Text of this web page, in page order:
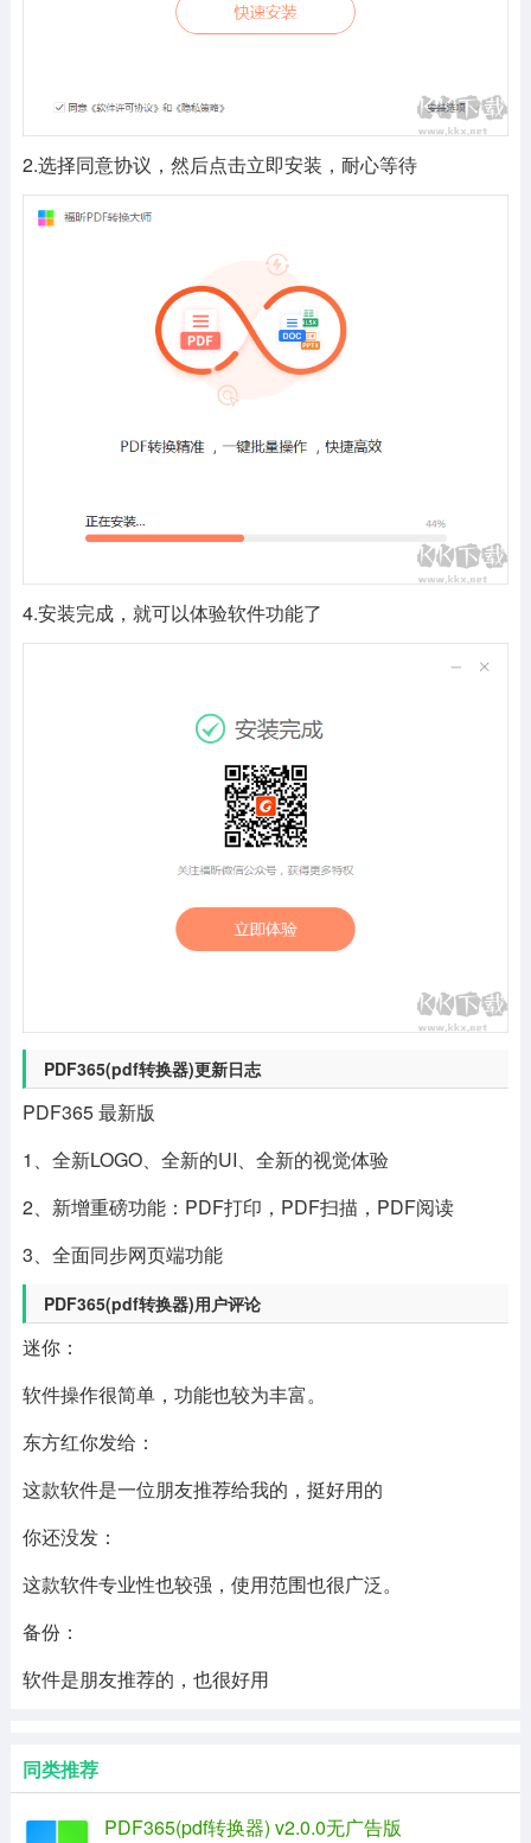
2.选择同意协议，然后点击立即安装，耐心等待
4.安装完成，就可以体验软件功能了
PDF365(pdf转换器)更新日志
PDF365 最新版
1、全新LOGO、全新的UI、全新的视觉体验
2、新增重磅功能：PDF打印，PDF扫描，PDF阅读
3、全面同步网页端功能
PDF365(pdf转换器)用户评论
迷你：
软件操作很简单，功能也较为丰富。
东方红你发给：
这款软件是一位朋友推荐给我的，挺好用的
你还没发：
这款软件专业性也较强，使用范围也很广泛。
备份：
软件是朋友推荐的，也很好用
同类推荐
PDF365(pdf转换器) v2.0.0无广告版